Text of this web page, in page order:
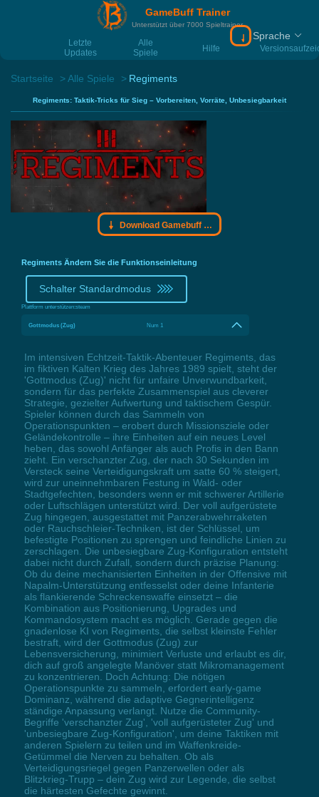
GameBuff Trainer
Unterstützt über 7000 Spieltrainer
Letzte
Updates
Alle
Spiele
Hilfe
Download
Sprache
Startseite Alle Spiele Regiments
Regiments: Taktik-Tricks für Sieg – Vorbereiten, Vorräte, Unbesiegbarkeit
Download Gamebuff Trainer
Regiments Ändern Sie die Funktionseinleitung
Schalter Standardmodus
Plattform unterstützen:steam
Gottmodus (Zug) Num 1
Im intensiven Echtzeit-Taktik-Abenteuer Regiments, das
im fiktiven Kalten Krieg des Jahres 1989 spielt, steht der
'Gottmodus (Zug)' nicht für unfaire Unverwundbarkeit,
sondern für das perfekte Zusammenspiel aus cleverer
Strategie, gezielter Aufwertung und taktischem Gespür.
Spieler können durch das Sammeln von
Operationspunkten – erobert durch Missionsziele oder
Geländekontrolle – ihre Einheiten auf ein neues Level
heben, das sowohl Anfänger als auch Profis in den Bann
zieht. Ein verschanzter Zug, der nach 30 Sekunden im
Versteck seine Verteidigungskraft um satte 60 % steigert,
wird zur uneinnehmbaren Festung in Wald- oder
Stadtgefechten, besonders wenn er mit schwerer Artillerie
oder Luftschlägen unterstützt wird. Der voll aufgerüstete
Zug hingegen, ausgestattet mit Panzerabwehrraketen
oder Rauchschleier-Techniken, ist der Schlüssel, um
befestigte Positionen zu sprengen und feindliche Linien zu
zerschlagen. Die unbesiegbare Zug-Konfiguration entsteht
dabei nicht durch Zufall, sondern durch präzise Planung:
Ob du deine mechanisierten Einheiten in der Offensive mit
Napalm-Unterstützung entfesselst oder deine Infanterie
als flankierende Schreckenswaffe einsetzt – die
Kombination aus Positionierung, Upgrades und
Kommandosystem macht es möglich. Gerade gegen die
gnadenlose KI von Regiments, die selbst kleinste Fehler
bestraft, wird der Gottmodus (Zug) zur
Lebensversicherung, minimiert Verluste und erlaubt es dir,
dich auf groß angelegte Manöver statt Mikromanagement
zu konzentrieren. Doch Achtung: Die nötigen
Operationspunkte zu sammeln, erfordert early-game
Dominanz, während die adaptive Gegnerintelligenz
ständige Anpassung verlangt. Nutze die Community-
Begriffe 'verschanzter Zug', 'voll aufgerüsteter Zug' und
'unbesiegbare Zug-Konfiguration', um deine Taktiken mit
anderen Spielern zu teilen und im Waffenkreide-
Getümmel die Nerven zu behalten. Ob als
Verteidigungsriegel gegen Panzerwellen oder als
Blitzkrieg-Trupp – dein Zug wird zur Legende, die selbst
die härtesten Gefechte gewinnt.